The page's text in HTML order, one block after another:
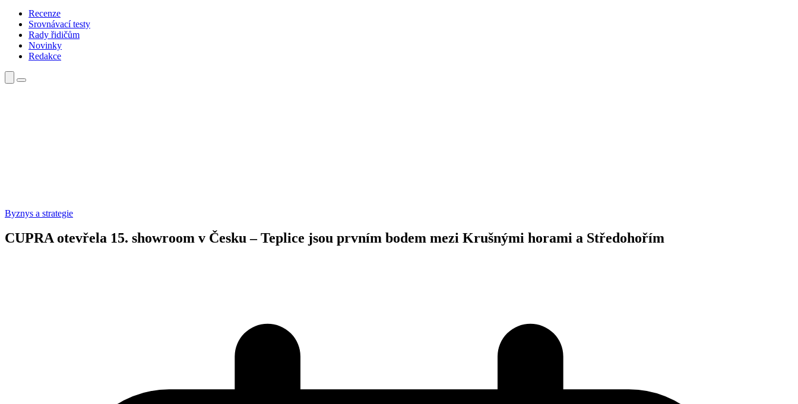
Recenze
Srovnávací testy
Rady řidičům
Novinky
Redakce
Byznys a strategie
CUPRA otevřela 15. showroom v Česku – Teplice jsou prvním bodem mezi Krušnými horami a Středohořím